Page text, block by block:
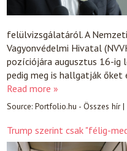
felülvizsgálatáról. A
Vagyonvédelmi Hivatal
pozíciójára augusztus 16-ig
pedig meg is hallgatják
Read more »
Source:Portfolio.hu - Összes hír|
Trump szerint csak "félig-